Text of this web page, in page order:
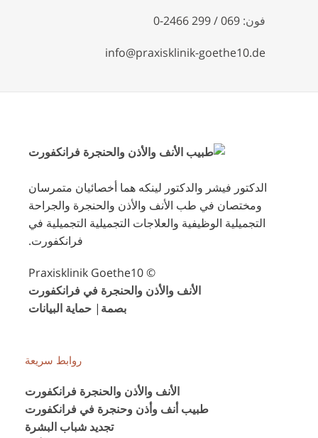
فون: 069 / 299 2466-0
info@praxisklinik-goethe10.de
الدكتور فيشر والدكتور لينكه هما أخصائيان متمرسان
ومختصان في طب الأنف والأذن والحنجرة والجراحة
التجميلية الوظيفية والعلاجات التجميلية التجميلية في
فرانكفورت.
© Praxisklinik Goethe10
الأنف والأذن والحنجرة في فرانكفورت
بصمة | حماية البيانات
روابط سريعة
الأنف والأذن والحنجرة فرانكفورت
طبيب أنف وأذن وحنجرة في فرانكفورت
تجديد شباب البشرة